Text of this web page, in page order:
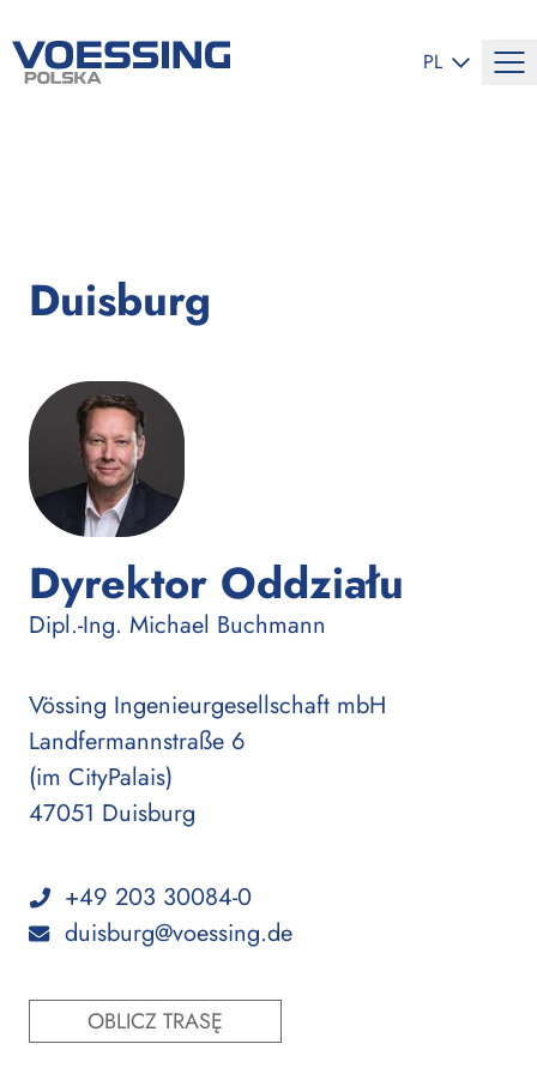
PL
Duisburg
Dyrektor Oddziału
Dipl.-Ing. Michael Buchmann
Vössing Ingenieurgesellschaft mbH
Landfermannstraße 6
(im CityPalais)
47051 Duisburg
+49 203 30084-0
duisburg@voessing.de
OBLICZ TRASĘ